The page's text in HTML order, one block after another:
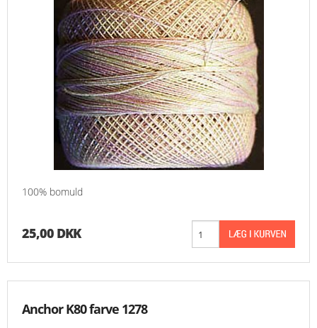
100% bomuld
25,00 DKK
Anchor K80 farve 1278